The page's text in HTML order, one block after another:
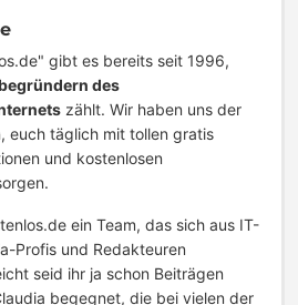
gibt es bereits seit 1996,
des
zählt. Wir haben uns der
euch täglich mit tollen gratis
und kostenlosen
ein Team, das sich aus IT-
Profis und Redakteuren
seid ihr ja schon Beiträgen
begegnet, die bei vielen der